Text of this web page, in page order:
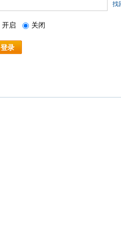
找
开启 关闭
登录